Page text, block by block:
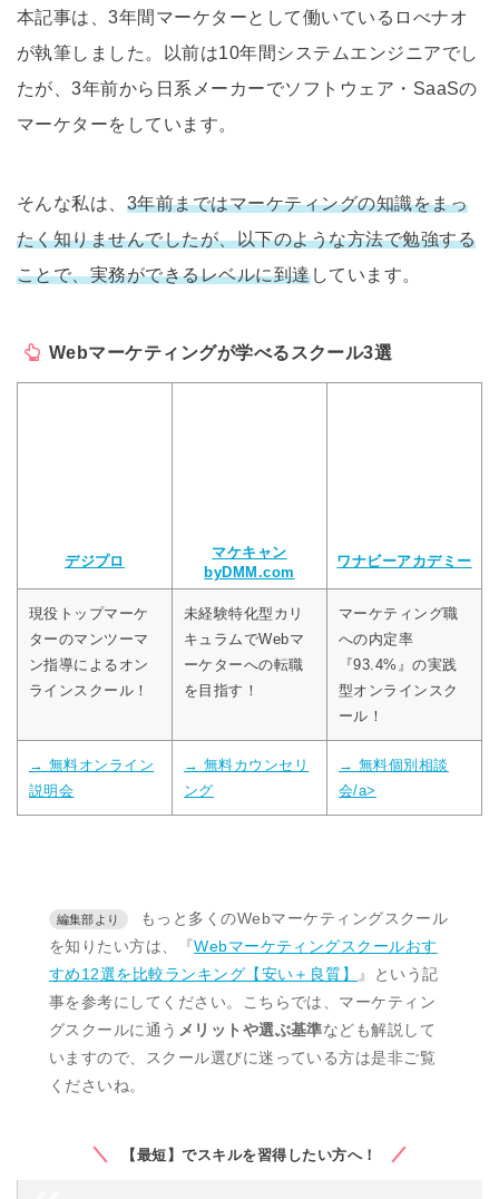
本記事は、3年間マーケターとして働いているロべナオ
が執筆しました。以前は10年間システムエンジニアでし
たが、3年前から日系メーカーでソフトウェア・SaaSの
マーケターをしています。
そんな私は、 3年前まではマーケティングの知識をまっ
たく知りませんでしたが、以下のような方法で勉強する
ことで、実務ができるレベルに到達しています。
Webマーケティングが学べるスクール3選
デジプロ
マケキャン
byDMM.com
ワナビーアカデミー
現役トップマーケ
ターのマンツーマ
ン指導によるオン
ラインスクール！
未経験特化型カリ
キュラムでWebマ
ーケターへの転職
を目指す！
マーケティング職
への内定率
『93.4%』の実践
型オンラインスク
ール！
→ 無料オンライン
説明会
→ 無料カウンセリ
ング
→ 無料個別相談
会/a>
もっと多くのWebマーケティングスクール
を知りたい方は、『Webマーケティングスクールおす
すめ12選を比較ランキング【安い＋良質】
』という記
事を参考にしてください。こちらでは、マーケティン
グスクールに通う メリットや選ぶ基準なども解説して
いますので、スクール選びに迷っている方は是非ご覧
くださいね。
【最短】でスキルを習得したい方へ！